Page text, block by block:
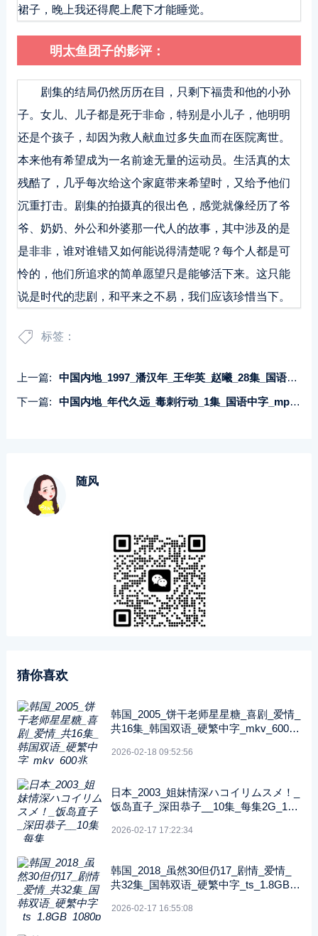
裙子，晚上我还得爬上爬下才能睡觉。
明太鱼团子的影评：
剧集的结局仍然历历在目，只剩下福贵和他的小孙
子。女儿、儿子都是死于非命，特别是小儿子，他明明
还是个孩子，却因为救人献血过多失血而在医院离世。
本来他有希望成为一名前途无量的运动员。生活真的太
残酷了，几乎每次给这个家庭带来希望时，又给予他们
沉重打击。剧集的拍摄真的很出色，感觉就像经历了爷
爷、奶奶、外公和外婆那一代人的故事，其中涉及的是
是非非，谁对谁错又如何能说得清楚呢？每个人都是可
怜的，他们所追求的简单愿望只是能够活下来。这只能
说是时代的悲剧，和平来之不易，我们应该珍惜当下。
标签：
上一篇:
中国内地_1997_潘汉年_王华英_赵曦_28集_国语无字_TS_每集190M
下一篇:
中国内地_年代久远_毒刺行动_1集_国语中字_mpg_每集约4.32G_录像带转存
随风
猜你喜欢
韩国_2005_饼干老师星星糖_喜剧_爱情_
共16集_韩国双语_硬繁中字_mkv_600兆
2026-02-18 09:52:56
日本_2003_姐妹情深ハコイリムスメ！_
饭岛直子_深田恭子__10集_每集2G_108
2026-02-17 17:22:34
韩国_2018_虽然30但仍17_剧情_爱情_
共32集_国韩双语_硬繁中字_ts_1.8GB_1
2026-02-17 16:55:08